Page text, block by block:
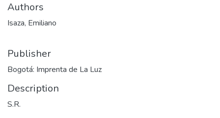
Authors
Isaza, Emiliano
Publisher
Bogotá: Imprenta de La Luz
Description
S.R.